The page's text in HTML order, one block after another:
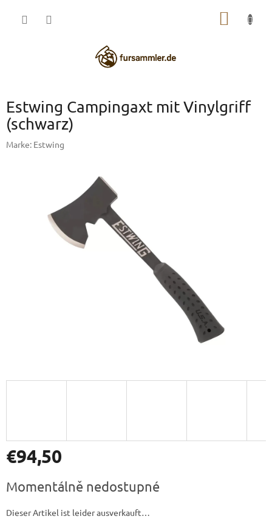
Estwing Campingaxt mit Vinylgriff
(schwarz)
Marke: Estwing
€94,50
Momentálně nedostupné
Dieser Artikel ist leider ausverkauft…